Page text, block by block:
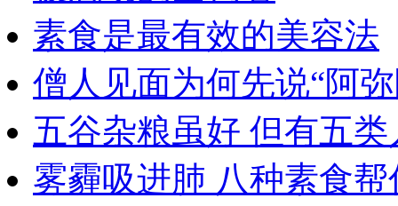
素食是最有效的美容法
僧人见面为何先说“阿
五谷杂粮虽好 但有五
雾霾吸进肺 八种素食帮